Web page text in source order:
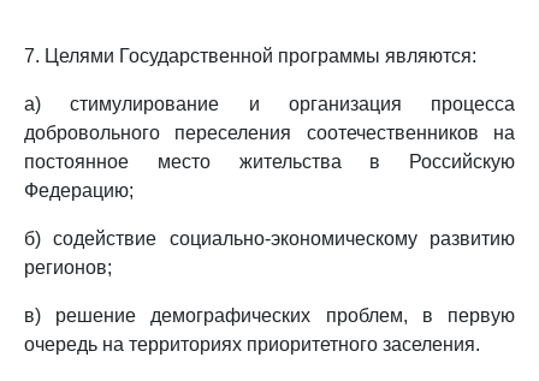
7. Целями Государственной программы являются:
а) стимулирование и организация процесса
добровольного переселения соотечественников на
постоянное место жительства в Российскую
Федерацию;
б) содействие социально-экономическому развитию
регионов;
в) решение демографических проблем, в первую
очередь на территориях приоритетного заселения.